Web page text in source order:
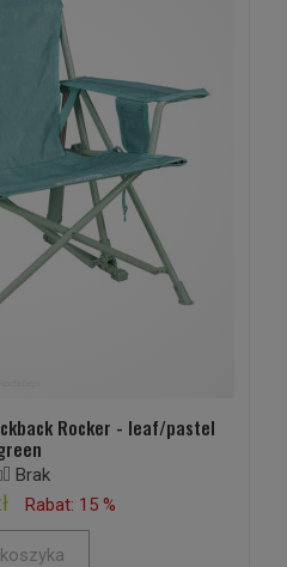
Rocker - leaf/pastel
Brak
Rabat: 15 %